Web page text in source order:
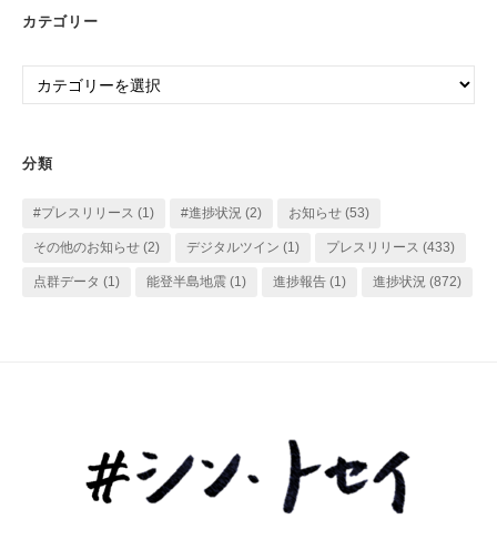
カ
カテゴリー
カ
ー
分類
#プレスリリース (1) #進捗状況 (2) お知らせ (53)
その他のお知らせ (2) デジタルツイン (1) プレスリリース (433)
点群データ (1) 能登半島地震 (1) 進捗報告 (1) 進捗状況 (872)